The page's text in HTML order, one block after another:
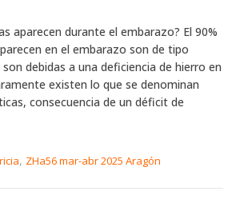
aparecen durante el embarazo? El 90%
en el embarazo son de tipo
debidas a una deficiencia de hierro en
existen lo que se denominan
consecuencia de un déficit de
, ZHa56 mar-abr 2025 Aragón